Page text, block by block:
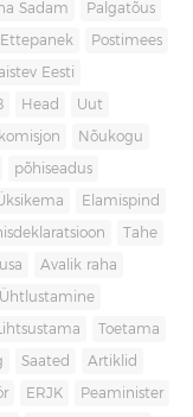
Sadam Palgatõus
Ettepanek Postimees
Eesti
Head Uut
Nõukogu
põhiseadus
Elamispind
Tahe
Avalik raha
Ühtlustamine
Lihtsustama Toetama
Saated Artiklid
ERJK Peaminister